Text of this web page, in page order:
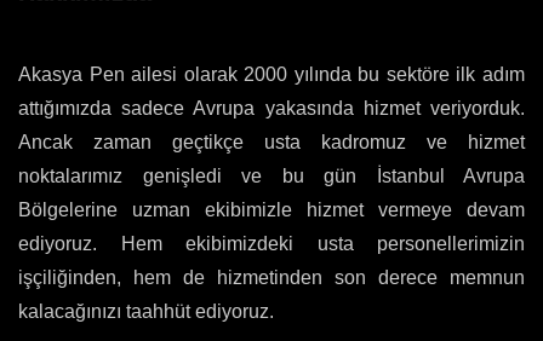
Akasya Pen ailesi olarak 2000 yılında bu sektöre ilk adım
attığımızda sadece Avrupa yakasında hizmet veriyorduk.
Ancak zaman geçtikçe usta kadromuz ve hizmet
noktalarımız genişledi ve bu gün İstanbul Avrupa
Bölgelerine uzman ekibimizle hizmet vermeye devam
ediyoruz. Hem ekibimizdeki usta personellerimizin
işçiliğinden, hem de hizmetinden son derece memnun
kalacağınızı taahhüt ediyoruz.